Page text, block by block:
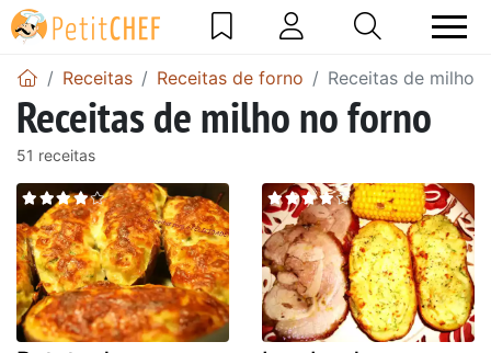
Receitas Receitas de forno Receitas de milho
Receitas de milho no forno
51 receitas